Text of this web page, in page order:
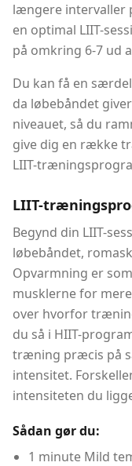
længere intervaller
en optimal LIIT-
på omkring 6-7 ud
Du kan få en
da løbebåndet
niveauet, så du
give dig en række
LIIT-
LIIT-
Begynd din LIIT-
løbebåndet,
Opvarmning er
musklerne for
over hvorfor
du så i HIIT-
træning præcis på
intensitet.
intensiteten du
Sådan gør du:
1 minute Mild